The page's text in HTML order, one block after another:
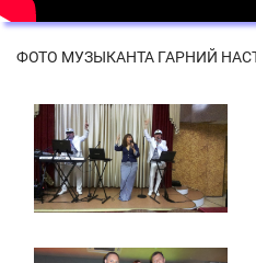
ФОТО МУЗЫКАНТА ГАРНИЙ